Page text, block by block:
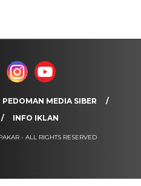
PEDOMAN MEDIA SIBER
INFO IKLAN
- ALL RIGHTS RESERVED